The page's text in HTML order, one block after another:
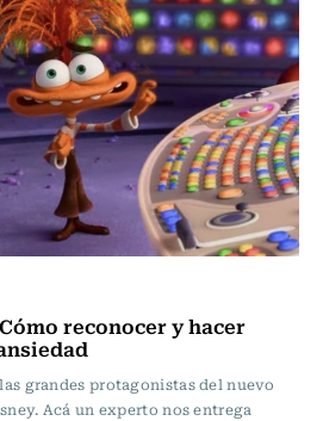
reconocer y hacer
grandes protagonistas del nuevo
Acá un experto nos entrega